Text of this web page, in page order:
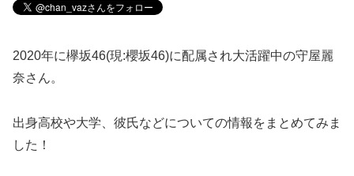
2020年に欅坂46(現:櫻坂46)に配属され大活躍中の守屋麗
奈さん。
出身高校や大学、彼氏などについての情報をまとめてみま
した！